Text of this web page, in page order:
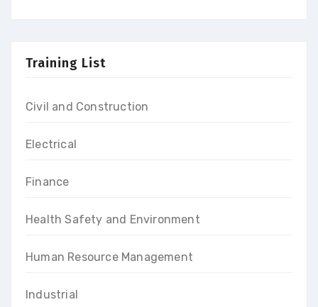
Training List
Civil and Construction
Electrical
Finance
Health Safety and Environment
Human Resource Management
Industrial